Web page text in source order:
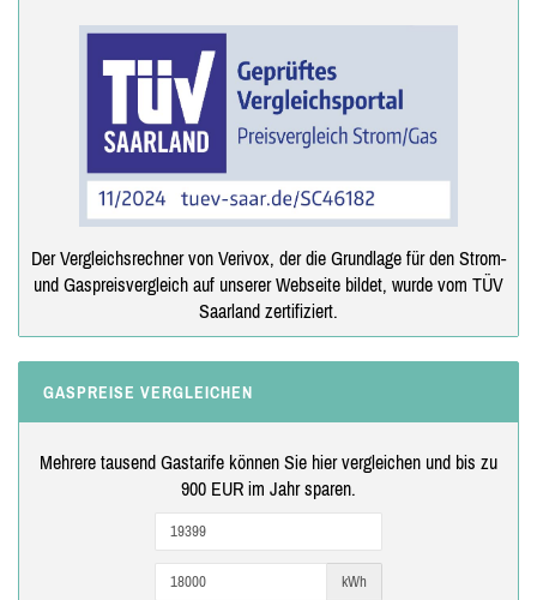
Der Vergleichsrechner von Verivox, der die Grundlage für den Strom-
und Gaspreisvergleich auf unserer Webseite bildet, wurde vom TÜV
Saarland zertifiziert.
GASPREISE VERGLEICHEN
Mehrere tausend Gastarife können Sie hier vergleichen und bis zu
900 EUR im Jahr sparen.
kWh